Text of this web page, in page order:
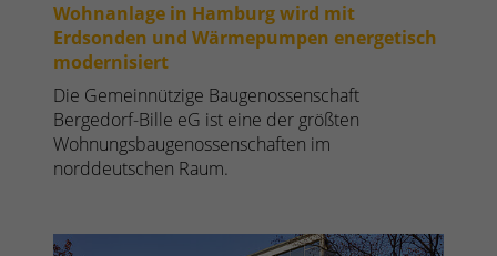
Wohnanlage in Hamburg wird mit
Erdsonden und Wärmepumpen energetisch
modernisiert
Die Gemeinnützige Baugenossenschaft
Bergedorf-Bille eG ist eine der größten
Wohnungsbaugenossenschaften im
norddeutschen Raum.